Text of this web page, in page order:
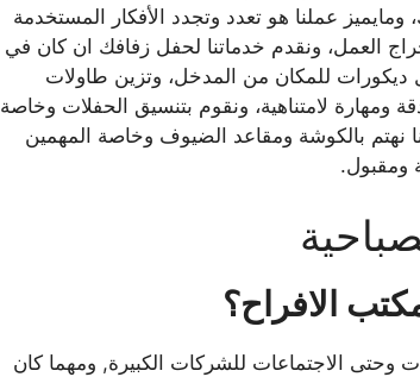
عملنا هو تعدد وتجدد الأفكار المستخدمة
العمل، ونقدم خدماتنا لحفل زفافك ان كان في
ديكورات للمكان من المدخل، وتزين طاولات
ومهارة لامتناهية، ونقوم بتنسيق الحفلات وخاصة
نهتم بالكوشة ومقاعد الضيوف وخاصة المهمين
ومقبول.
الافراح؟
وحتى الاجتماعات للشركات الكبيرة, ومهما كان